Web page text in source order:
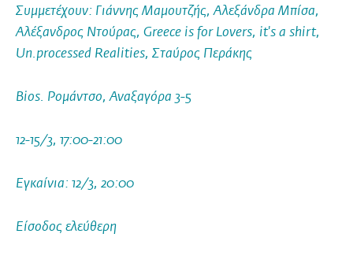
Συμμετέχουν: Γιάννης Μαμουτζής, Αλεξάνδρα Μπίσα,
Αλέξανδρος Ντούρας, Greece is for Lovers, it's a shirt,
Un.processed Realities, Σταύρος Περάκης
Bios. Ρομάντσο, Αναξαγόρα 3-5
12-15/3, 17:00-21:00
Εγκαίνια: 12/3, 20:00
Είσοδος ελεύθερη